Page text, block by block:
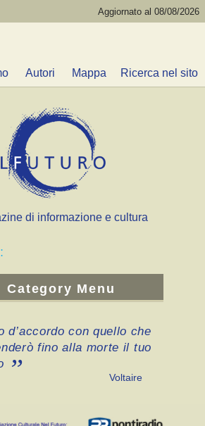
Aggiornato al 08/08/2026
Autori Mappa Ricerca nel sito
di informazione e cultura
Category Menu
d’accordo con quello che
fino alla morte il tuo
Voltaire